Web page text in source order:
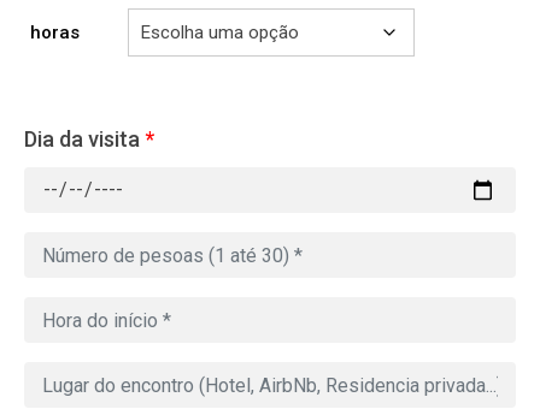
horas
Dia da visita*